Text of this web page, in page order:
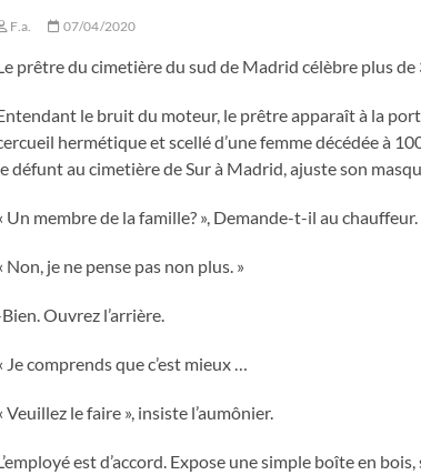
F.a. 07/04/2020
prêtre du cimetière du sud de Madrid célèbre plus
le bruit du moteur, le prêtre apparaît à la
hermétique et scellé d’une femme décédée à
défunt au cimetière de Sur à Madrid, ajuste son
Un membre de la famille? », Demande-t-il au chauffeur.
Non, je ne pense pas non plus. »
Ouvrez l’arrière.
Je comprends que c’est mieux …
Veuillez le faire », insiste l’aumônier.
est d’accord. Expose une simple boîte en